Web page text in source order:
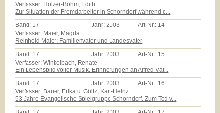
Verfasser: Holzer-Böhm, Edith
Zur Situation der Fremdarbeiter in Schorndorf während d...
Band: 17 Jahr:2003 Art-Nr.: 14
Verfasser: Maier, Magda
Reinhold Maier: Familienvater und Landesvater
Band: 17 Jahr: 2003 Art-Nr.: 15
Verfasser: Winkelbach, Renate
Ein Lebensbild voller Musik. Erinnerungen an Alfred Vät...
Band: 17 Jahr:2003 Art-Nr.: 16
Verfasser: Bauer, Erika u. Göltz, Karl-Heinz
53 Jahre Evangelische Spielgruppe Schorndorf. Zum Tod v...